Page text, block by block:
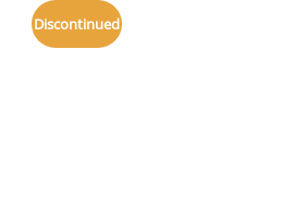
Discontinued